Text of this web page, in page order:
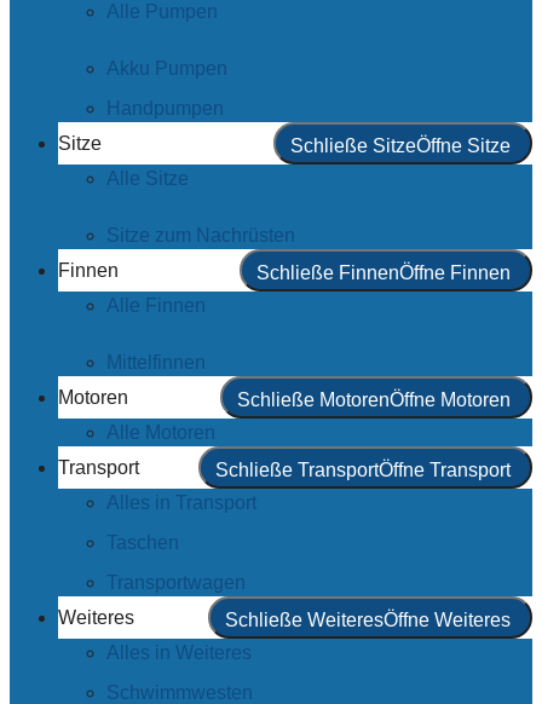
Alle Pumpen
Akku Pumpen
Handpumpen
Sitze
Schließe SitzeÖffne Sitze
Alle Sitze
Sitze zum Nachrüsten
Finnen
Schließe FinnenÖffne Finnen
Alle Finnen
Mittelfinnen
Motoren
Schließe MotorenÖffne Motoren
Alle Motoren
Transport
Schließe TransportÖffne Transport
Alles in Transport
Taschen
Transportwagen
Weiteres
Schließe WeiteresÖffne Weiteres
Alles in Weiteres
Schwimmwesten